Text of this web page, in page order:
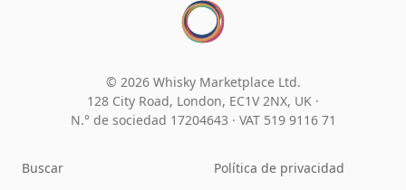
© 2026 Whisky Marketplace Ltd.
128 City Road, London, EC1V 2NX, UK ·
N.° de sociedad 17204643 · VAT 519 9116 71
Buscar
Política de privacidad